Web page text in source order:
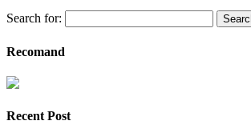
Search for:
Recomand
Recent Post